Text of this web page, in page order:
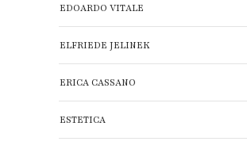
EDOARDO VITALE
ELFRIEDE JELINEK
ERICA CASSANO
ESTETICA